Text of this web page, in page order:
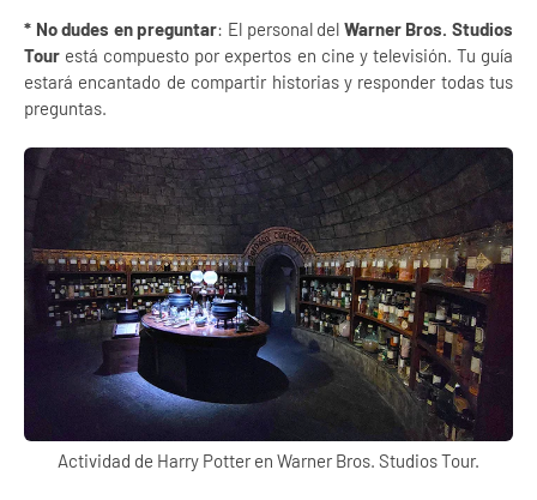
* No dudes en preguntar: El personal del Warner Bros. Studios
Tour está compuesto por expertos en cine y televisión. Tu guía
estará encantado de compartir historias y responder todas tus
preguntas.
Actividad de Harry Potter en Warner Bros. Studios Tour.